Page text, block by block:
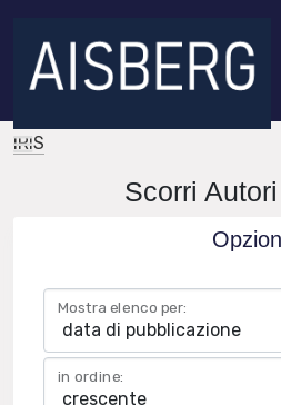
IRIS
Scorri
Mostra elenco per:
in ordine: